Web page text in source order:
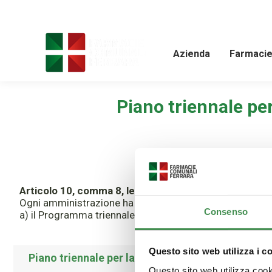
Consenso
Questo sito web utilizza i
Azienda Farmacie
Piano triennale
Articolo 10, comma 8, lettera a
Ogni amministrazione ha l’obbligo di pubblicare sul
a) il Programma triennale per la trasparenza e
Piano triennale per la prevenzione della